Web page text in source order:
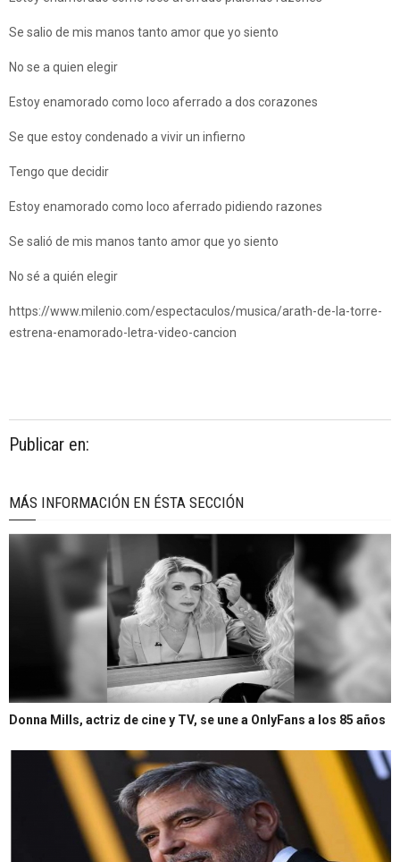
Se salio de mis manos tanto amor que yo siento
No se a quien elegir
Estoy enamorado como loco aferrado a dos corazones
Se que estoy condenado a vivir un infierno
Tengo que decidir
Estoy enamorado como loco aferrado pidiendo razones
Se salió de mis manos tanto amor que yo siento
No sé a quién elegir
https://www.milenio.com/espectaculos/musica/arath-de-la-torre-
estrena-enamorado-letra-video-cancion
Publicar en:
MÁS INFORMACIÓN EN ÉSTA SECCIÓN
Donna Mills, actriz de cine y TV, se une a OnlyFans a los 85 años